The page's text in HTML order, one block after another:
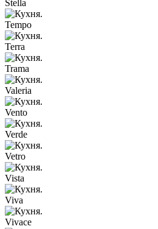
Stella
Tempo
Terra
Trama
Valeria
Vento
Verde
Vetro
Vista
Viva
Vivace